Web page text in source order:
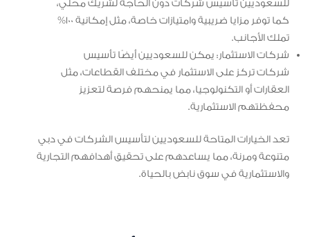
للسعوديين تأسيس شركات دون الحاجة لشريك محلي،
كما توفر مزايا ضريبية وامتيازات خاصة، مثل إمكانية 100%
تملك الأجانب.
شركات الاستثمار: يمكن للسعوديين أيضًا تأسيس
شركات تركز على الاستثمار في مختلف القطاعات، مثل
العقارات أو التكنولوجيا، مما يمنحهم فرصة لتعزيز
محفظتهم الاستثمارية.
تعد الخيارات المتاحة للسعوديين لتأسيس الشركات في دبي
متنوعة ومرنة، مما يساعدهم على تحقيق أهدافهم التجارية
والاستثمارية في سوق نابض بالحياة.